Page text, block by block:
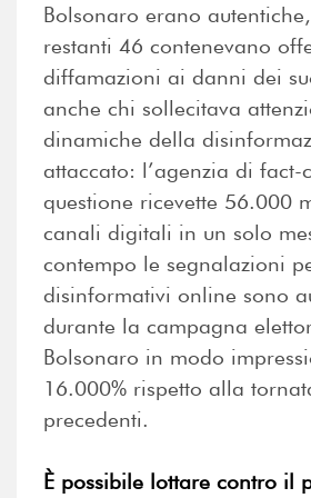
Bolsonaro erano
restanti 46 contenevano
diffamazioni ai danni dei
anche chi sollecitava
dinamiche della
attaccato: l’agenzia di fact-
questione ricevette 56.000
canali digitali in un solo
contempo le segnalazioni
disinformativi online sono
durante la campagna
Bolsonaro in modo
16.000% rispetto alla
precedenti.
È possibile lottare contro il